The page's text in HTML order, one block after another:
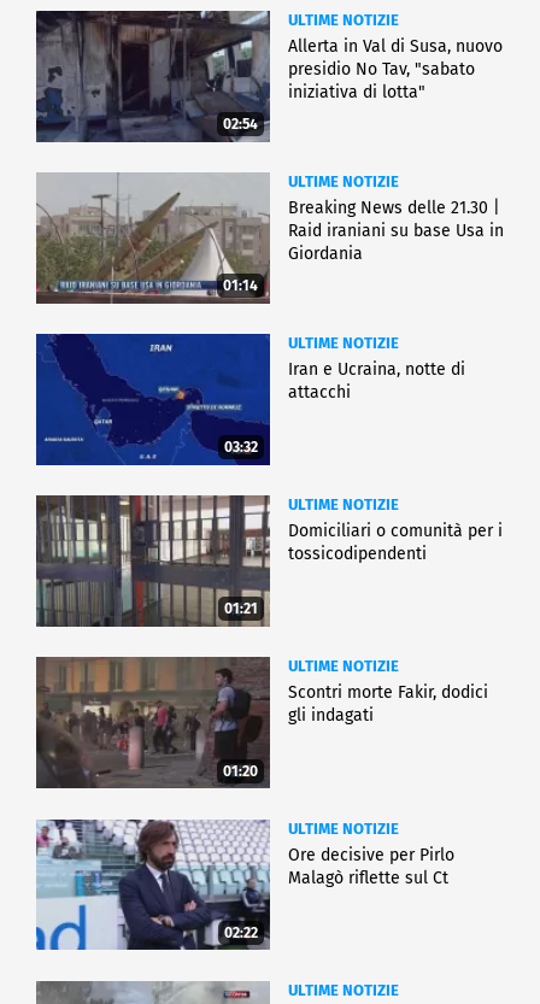
02:54
ULTIME NOTIZIE
Allerta in Val di Susa, nuovo
presidio No Tav, "sabato
iniziativa di lotta"
01:14
ULTIME NOTIZIE
Breaking News delle 21.30 |
Raid iraniani su base Usa in
Giordania
03:32
ULTIME NOTIZIE
Iran e Ucraina, notte di
attacchi
01:21
ULTIME NOTIZIE
Domiciliari o comunità per i
tossicodipendenti
01:20
ULTIME NOTIZIE
Scontri morte Fakir, dodici
gli indagati
02:22
ULTIME NOTIZIE
Ore decisive per Pirlo
Malagò riflette sul Ct
ULTIME NOTIZIE